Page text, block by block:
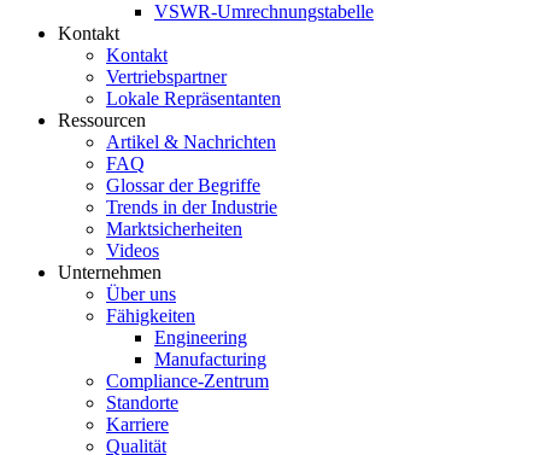
VSWR-Umrechnungstabelle
Kontakt
Kontakt
Vertriebspartner
Lokale Repräsentanten
Ressourcen
Artikel & Nachrichten
FAQ
Glossar der Begriffe
Trends in der Industrie
Marktsicherheiten
Videos
Unternehmen
Über uns
Fähigkeiten
Engineering
Manufacturing
Compliance-Zentrum
Standorte
Karriere
Qualität